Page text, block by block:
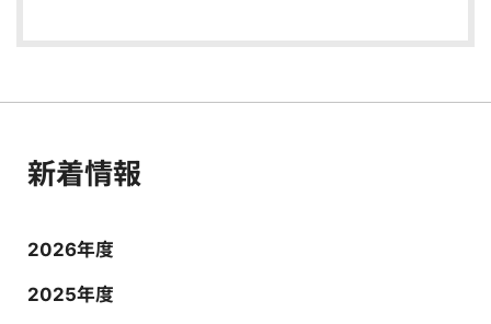
新着情報
2026年度
2025年度